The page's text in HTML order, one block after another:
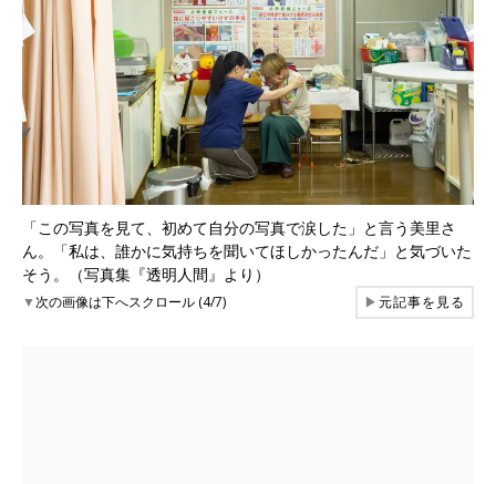
「この写真を見て、初めて自分の写真で涙した」と言う美里さ
ん。「私は、誰かに気持ちを聞いてほしかったんだ」と気づいた
そう。（写真集『透明人間』より）
▼次の画像は下へスクロール (4/7) ▶元記事を見る